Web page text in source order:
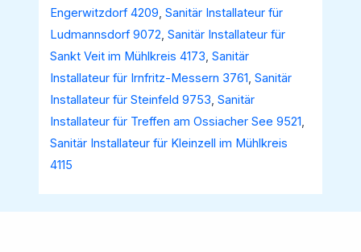
Engerwitzdorf 4209,Sanitär Installateur für
Ludmannsdorf 9072,Sanitär Installateur für
Sankt Veit im Mühlkreis 4173,Sanitär
Installateur für Irnfritz-Messern 3761,Sanitär
Installateur für Steinfeld 9753,Sanitär
Installateur für Treffen am Ossiacher See 9521,
Sanitär Installateur für Kleinzell im Mühlkreis
4115